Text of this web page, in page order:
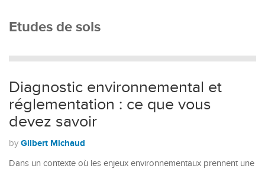
Etudes de sols
Diagnostic environnemental et
réglementation : ce que vous
devez savoir
by Gilbert Michaud
Dans un contexte où les enjeux environnementaux prennent une